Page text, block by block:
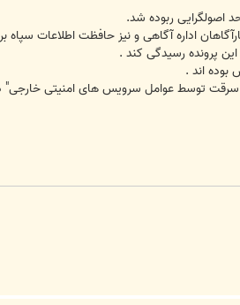
اصولگرایی ربوده شد.
اداره آگاهی و نیز حافظت اطلاعات سپاه
پرونده رسیدگی کند .
اند .
سرقت توسط عوامل سرویس های امنیتی